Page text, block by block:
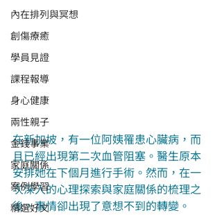
內在排列與冥想
創傷療癒
學員見證
課程報導
身心健康
兩性親子
金錢事業
家庭關係
案例學習
精選好文
在新加坡，有一位阿姨罹患心臟病，而
且已經出現第二次血管阻塞。醫生原本
安排她在下個月進行手術。然而，在一
次深入的心理探索與家庭關係的梳理之
後，事情卻出現了意想不到的轉變。